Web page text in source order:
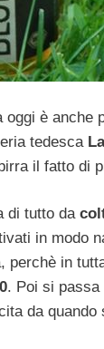
oggi è anche
tedesca
il fatto di
di tutto da
in modo
perchè in
. Poi si
da quando